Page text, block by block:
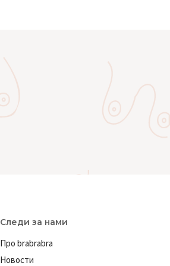
Следи за нами
Про brabrabra
Новости